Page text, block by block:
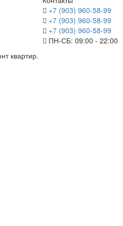
+7 (903) 960-58-99
+7 (903) 960-58-99
+7 (903) 960-58-99
ПН-СБ: 09:00 - 22:00
квартир.